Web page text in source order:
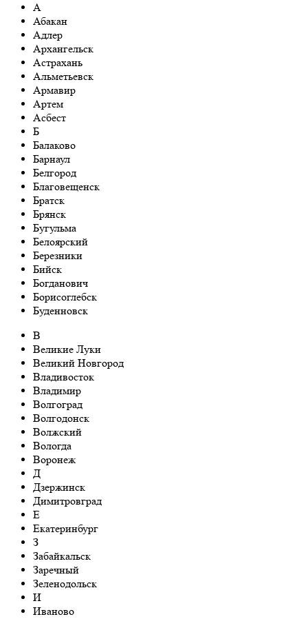
А
Абакан
Адлер
Архангельск
Астрахань
Aльметьевск
Армавир
Артем
Асбест
Б
Балаково
Барнаул
Белгород
Благовещенск
Братск
Брянск
Бугульма
Белоярский
Березники
Бийск
Богданович
Борисоглебск
Буденновск
В
Великие Луки
Великий Новгород
Владивосток
Владимир
Волгоград
Волгодонск
Волжский
Вологда
Воронеж
Д
Дзержинск
Димитровград
Е
Екатеринбург
З
Забайкальск
Заречный
Зеленодольск
И
Иваново